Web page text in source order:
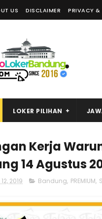
US DISCLAIMER PRIVACY &
LOKER PILIHAN
Kerja
14 Agustus
2019 Bandung, PREMIUM,